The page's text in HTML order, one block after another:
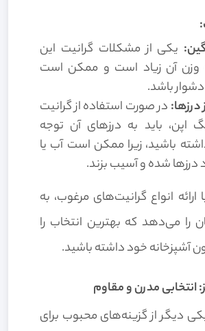
یکی از مشکلات گرانیت این
آن زیاد است و ممکن است
باشد.
درزها: در صورت استفاده از گرانیت
اپن، باید به درزهای آن توجه
باشید، زیرا ممکن است آب یا
درزها شده و آسیب بزند.
ارائه انواع گرانیت‌های مرغوب، به
را می‌دهد که بهترین انتخاب را
آشپزخانه خود داشته باشید.
دیگر از گزینه‌های محبوب برای